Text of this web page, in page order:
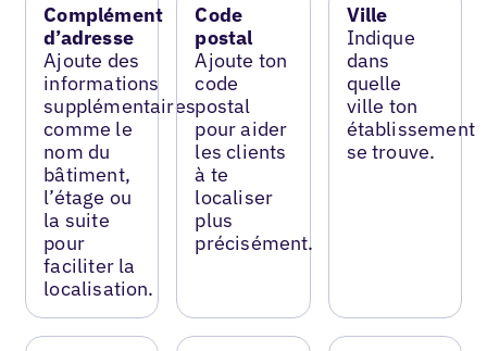
Complément
d’adresse
Ajoute des
informations
supplémentaires
comme le
nom du
bâtiment,
l’étage ou
la suite
pour
faciliter la
localisation.
Code
postal
Ajoute ton
code
postal
pour aider
les clients
à te
localiser
plus
précisément.
Ville
Indique
dans
quelle
ville ton
établissement
se trouve.